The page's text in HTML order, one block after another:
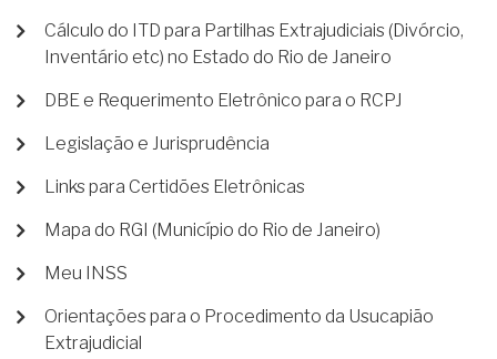
Cálculo do ITD para Partilhas Extrajudiciais (Divórcio,
Inventário etc) no Estado do Rio de Janeiro
DBE e Requerimento Eletrônico para o RCPJ
Legislação e Jurisprudência
Links para Certidões Eletrônicas
Mapa do RGI (Município do Rio de Janeiro)
Meu INSS
Orientações para o Procedimento da Usucapião
Extrajudicial